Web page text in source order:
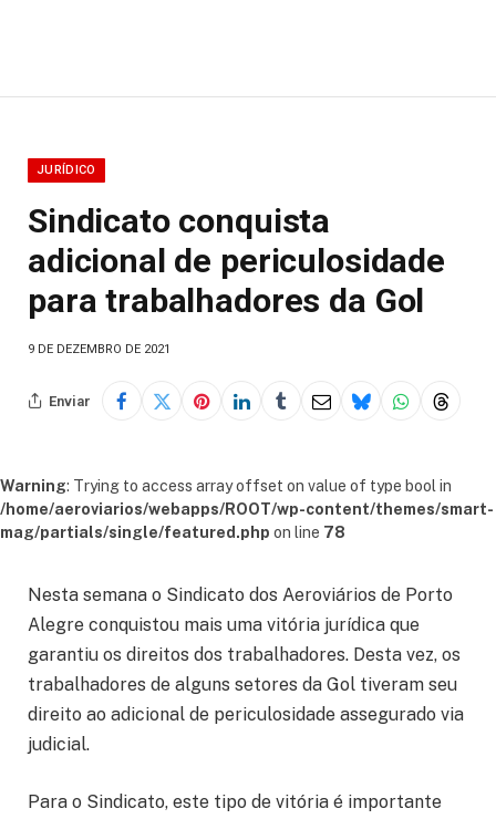
JURÍDICO
Sindicato conquista
adicional de periculosidade
para trabalhadores da Gol
9 DE DEZEMBRO DE 2021
Enviar
Warning: Trying to access array offset on value of type bool in
/home/aeroviarios/webapps/ROOT/wp-content/themes/smart-
mag/partials/single/featured.php on line 78
Nesta semana o Sindicato dos Aeroviários de Porto
Alegre conquistou mais uma vitória jurídica que
garantiu os direitos dos trabalhadores. Desta vez, os
trabalhadores de alguns setores da Gol tiveram seu
direito ao adicional de periculosidade assegurado via
judicial.
Para o Sindicato, este tipo de vitória é importante